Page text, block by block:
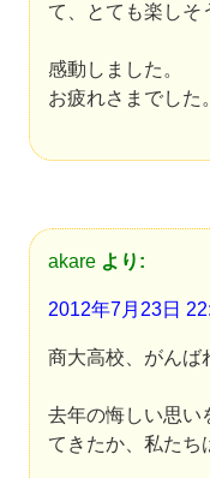
て、とても楽しそ
感動しました。
お疲れさまでした。
akare より:
2012年7月23日
商大高校、がんば
去年の悔しい思い
てきたか、私たち